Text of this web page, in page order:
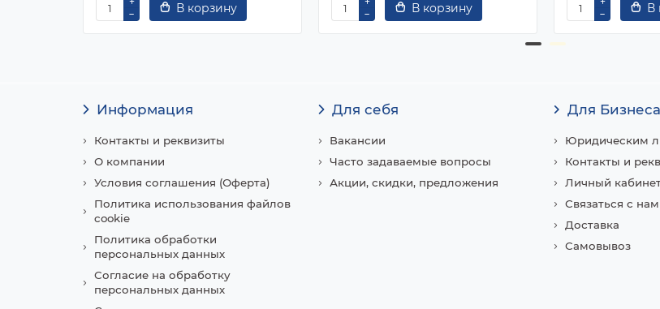
В корзину В корзину В
Информация
Контакты и реквизиты
О компании
Условия соглашения (Оферта)
Политика использования файлов
cookie
Политика обработки
персональных данных
Согласие на обработку
персональных данных
Для себя
Вакансии
Часто задаваемые вопросы
Акции, скидки, предложения
Для Бизнеса
Юридическим
Контакты и
Личный
Связаться с
Доставка
Самовывоз